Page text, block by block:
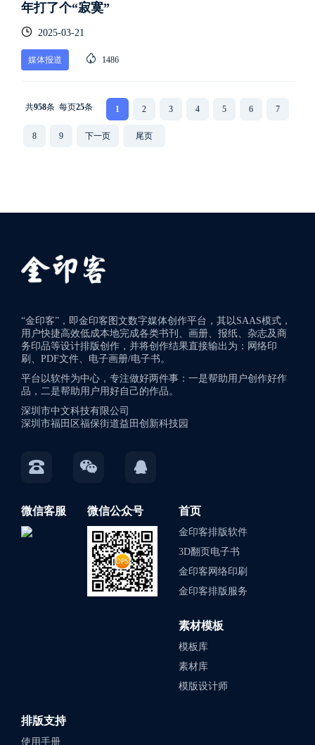
年打了个“寂寞”
2025-03-21
媒体报道 1486
共958条 每页25条 1 2 3 4 5 6 7
8 9 下一页 尾页
“金印客”，即金印客图文数字媒体创作平台，其以SAAS模式，
用户快捷高效低成本地完成各类书刊、画册、报纸、杂志及商
务印品等设计排版创作，并将创作结果直接输出为：网络印
刷、PDF文件、电子画册/电子书。
平台以软件为中心，专注做好两件事：一是帮助用户创作好作
品，二是帮助用户用好自己的作品。
深圳市中文科技有限公司
深圳市福田区福保街道益田创新科技园
微信客服 微信公众号 首页
金印客排版软件
3D翻页电子书
金印客网络印刷
金印客排版服务
素材模板
模板库
素材库
模版设计师
排版支持
使用手册